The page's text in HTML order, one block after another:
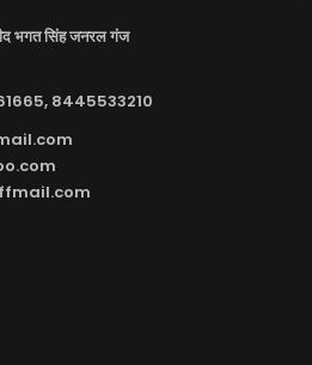
भगत सिंह जनरल गंज
8445533210